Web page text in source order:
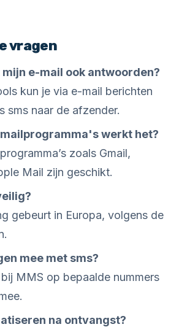
vragen
mijn e-mail ook antwoorden?
kun je via e-mail berichten
sms naar de afzender.
werkt het?
zoals Gmail,
Mail zijn geschikt.
gebeurt in Europa, volgens de
mee met sms?
MMS op bepaalde nummers
na ontvangst?